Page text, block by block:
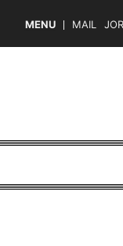
MENU MAIL